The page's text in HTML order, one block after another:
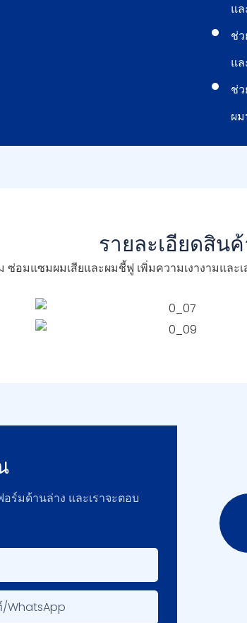
แ
ช่
แ
ช่
ผ
รายละเอียดสิน
อมแซมผมเสียและผมชี้ฟู เพิ่มความเงางามและ
ร์มด้านล่าง และเราจะตอบ
WhatsApp